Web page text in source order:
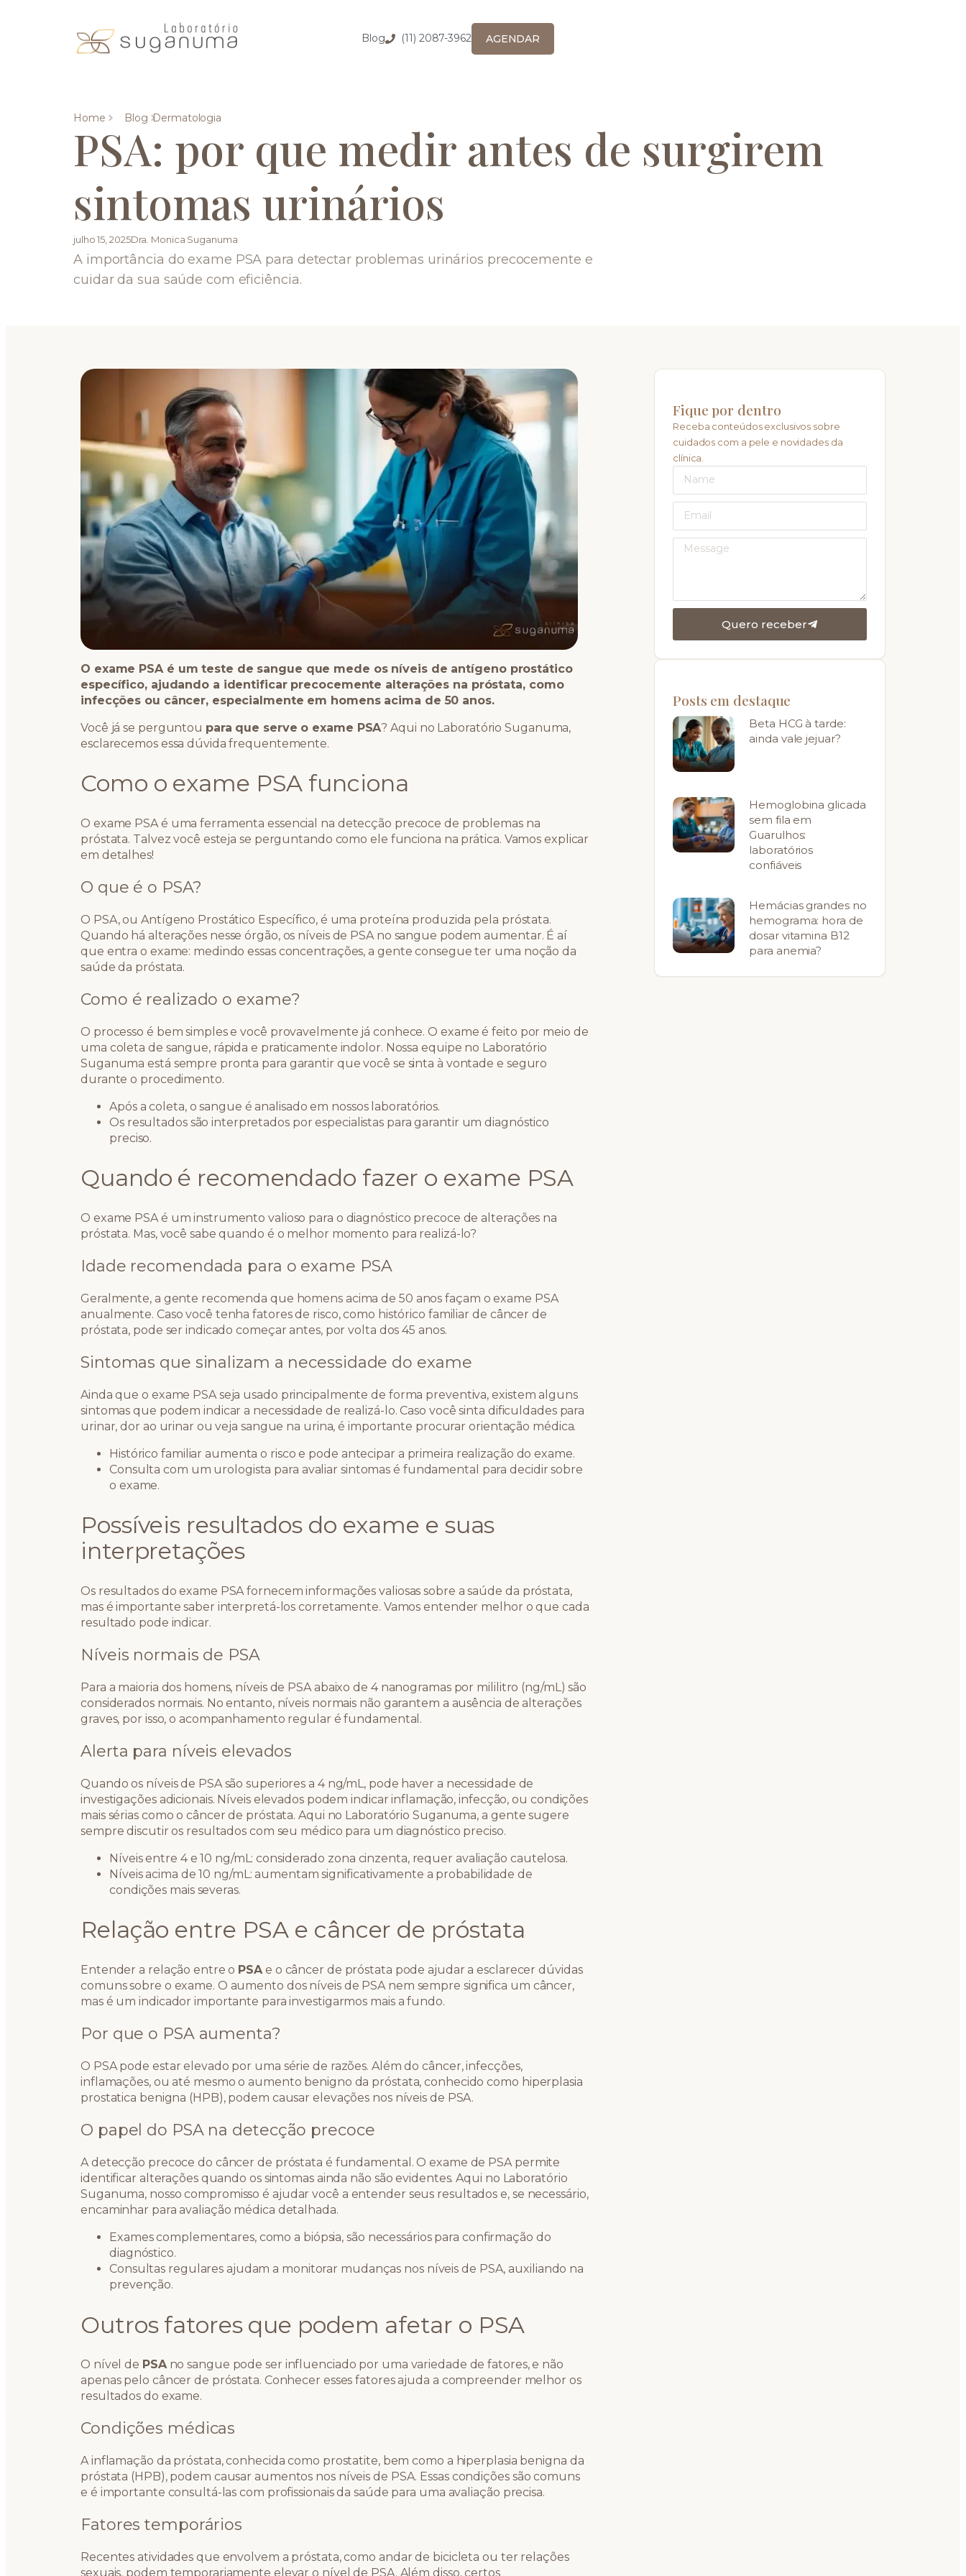
Blog (11) 2087-3962 AGENDAR
Home Blog Dermatologia
PSA: por que medir antes de surgirem
sintomas urinários
julho 15, 2025Dra. Monica Suganuma
A importância do exame PSA para detectar problemas urinários precocemente e
cuidar da sua saúde com eficiência.
O exame PSA é um teste de sangue que mede os níveis de antígeno prostático
específico, ajudando a identificar precocemente alterações na próstata, como
infecções ou câncer, especialmente em homens acima de 50 anos.
Você já se perguntou para que serve o exame PSA? Aqui no Laboratório Suganuma,
esclarecemos essa dúvida frequentemente.
Como o exame PSA funciona
O exame PSA é uma ferramenta essencial na detecção precoce de problemas na
próstata. Talvez você esteja se perguntando como ele funciona na prática. Vamos explicar
em detalhes!
O que é o PSA?
O PSA, ou Antígeno Prostático Específico, é uma proteína produzida pela próstata.
Quando há alterações nesse órgão, os níveis de PSA no sangue podem aumentar. É aí
que entra o exame: medindo essas concentrações, a gente consegue ter uma noção da
saúde da próstata.
Como é realizado o exame?
O processo é bem simples e você provavelmente já conhece. O exame é feito por meio de
uma coleta de sangue, rápida e praticamente indolor. Nossa equipe no Laboratório
Suganuma está sempre pronta para garantir que você se sinta à vontade e seguro
durante o procedimento.
Após a coleta, o sangue é analisado em nossos laboratórios.
Os resultados são interpretados por especialistas para garantir um diagnóstico
preciso.
Quando é recomendado fazer o exame PSA
O exame PSA é um instrumento valioso para o diagnóstico precoce de alterações na
próstata. Mas, você sabe quando é o melhor momento para realizá-lo?
Idade recomendada para o exame PSA
Geralmente, a gente recomenda que homens acima de 50 anos façam o exame PSA
anualmente. Caso você tenha fatores de risco, como histórico familiar de câncer de
próstata, pode ser indicado começar antes, por volta dos 45 anos.
Sintomas que sinalizam a necessidade do exame
Ainda que o exame PSA seja usado principalmente de forma preventiva, existem alguns
sintomas que podem indicar a necessidade de realizá-lo. Caso você sinta dificuldades para
urinar, dor ao urinar ou veja sangue na urina, é importante procurar orientação médica.
Histórico familiar aumenta o risco e pode antecipar a primeira realização do exame.
Consulta com um urologista para avaliar sintomas é fundamental para decidir sobre
o exame.
Possíveis resultados do exame e suas
interpretações
Os resultados do exame PSA fornecem informações valiosas sobre a saúde da próstata,
mas é importante saber interpretá-los corretamente. Vamos entender melhor o que cada
resultado pode indicar.
Níveis normais de PSA
Para a maioria dos homens, níveis de PSA abaixo de 4 nanogramas por mililitro (ng/mL) são
considerados normais. No entanto, níveis normais não garantem a ausência de alterações
graves, por isso, o acompanhamento regular é fundamental.
Alerta para níveis elevados
Quando os níveis de PSA são superiores a 4 ng/mL, pode haver a necessidade de
investigações adicionais. Níveis elevados podem indicar inflamação, infecção, ou condições
mais sérias como o câncer de próstata. Aqui no Laboratório Suganuma, a gente sugere
sempre discutir os resultados com seu médico para um diagnóstico preciso.
Níveis entre 4 e 10 ng/mL: considerado zona cinzenta, requer avaliação cautelosa.
Níveis acima de 10 ng/mL: aumentam significativamente a probabilidade de
condições mais severas.
Relação entre PSA e câncer de próstata
Entender a relação entre o PSAe o câncer de próstata pode ajudar a esclarecer dúvidas
comuns sobre o exame. O aumento dos níveis de PSA nem sempre significa um câncer,
mas é um indicador importante para investigarmos mais a fundo.
Por que o PSA aumenta?
O PSA pode estar elevado por uma série de razões. Além do câncer, infecções,
inflamações, ou até mesmo o aumento benigno da próstata, conhecido como hiperplasia
prostatica benigna (HPB), podem causar elevações nos níveis de PSA.
O papel do PSA na detecção precoce
A detecção precoce do câncer de próstata é fundamental. O exame de PSA permite
identificar alterações quando os sintomas ainda não são evidentes. Aqui no Laboratório
Suganuma, nosso compromisso é ajudar você a entender seus resultados e, se necessário,
encaminhar para avaliação médica detalhada.
Exames complementares, como a biópsia, são necessários para confirmação do
diagnóstico.
Consultas regulares ajudam a monitorar mudanças nos níveis de PSA, auxiliando na
prevenção.
Outros fatores que podem afetar o PSA
O nível de PSAno sangue pode ser influenciado por uma variedade de fatores, e não
apenas pelo câncer de próstata. Conhecer esses fatores ajuda a compreender melhor os
resultados do exame.
Condições médicas
A inflamação da próstata, conhecida como prostatite, bem como a hiperplasia benigna da
próstata (HPB), podem causar aumentos nos níveis de PSA. Essas condições são comuns
e é importante consultá-las com profissionais da saúde para uma avaliação precisa.
Fatores temporários
Recentes atividades que envolvem a próstata, como andar de bicicleta ou ter relações
sexuais, podem temporariamente elevar o nível de PSA. Além disso, certos
Fique por dentro
Receba conteúdos exclusivos sobre
cuidados com a pele e novidades da
clínica.
Quero receber
Posts em destaque
Beta HCG à tarde:
ainda vale jejuar?
Hemoglobina glicada
sem fila em
Guarulhos:
laboratórios
confiáveis
Hemácias grandes no
hemograma: hora de
dosar vitamina B12
para anemia?